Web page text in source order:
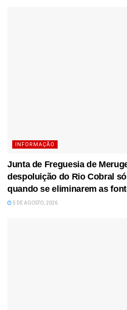
INFORMAÇÃO
Junta de Freguesia de
despoluição do Rio Cobral
quando se eliminarem as
5 DE AGOSTO, 2026